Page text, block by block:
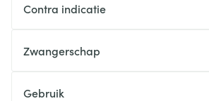
Contra indicatie
Zwangerschap
Gebruik